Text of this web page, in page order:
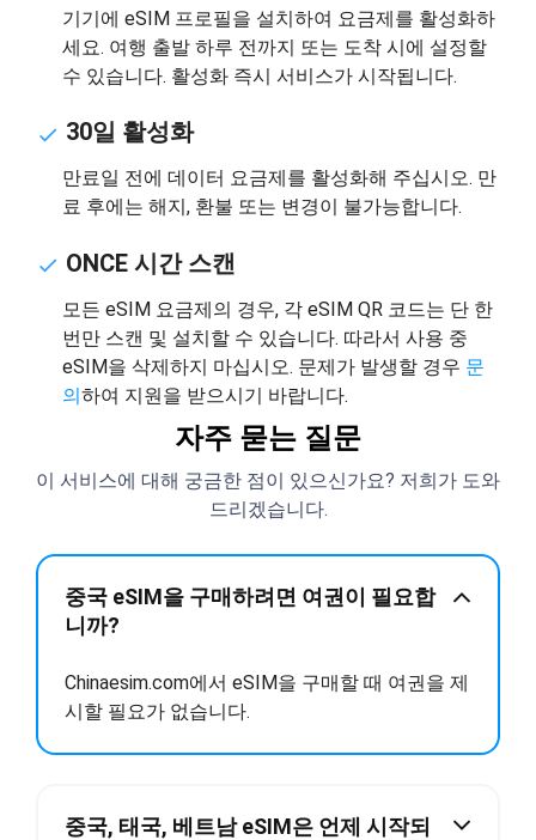
기기에 eSIM 프로필을 설치하여 요금제를 활성화하
세요. 여행 출발 하루 전까지 또는 도착 시에 설정할
수 있습니다. 활성화 즉시 서비스가 시작됩니다.
30일 활성화
만료일 전에 데이터 요금제를 활성화해 주십시오. 만
료 후에는 해지, 환불 또는 변경이 불가능합니다.
ONCE 시간 스캔
모든 eSIM 요금제의 경우, 각 eSIM QR 코드는 단 한
번만 스캔 및 설치할 수 있습니다. 따라서 사용 중
eSIM을 삭제하지 마십시오. 문제가 발생할 경우 문
의하여 지원을 받으시기 바랍니다.
자주 묻는 질문
이 서비스에 대해 궁금한 점이 있으신가요? 저희가 도와
드리겠습니다.
중국 eSIM을 구매하려면 여권이 필요합
니까?
Chinaesim.com에서 eSIM을 구매할 때 여권을 제
시할 필요가 없습니다.
중국, 태국, 베트남 eSIM은 언제 시작되